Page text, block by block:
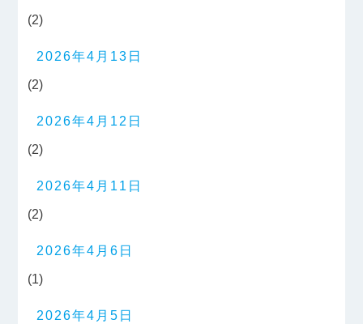
(2)
2026年4月13日
(2)
2026年4月12日
(2)
2026年4月11日
(2)
2026年4月6日
(1)
2026年4月5日